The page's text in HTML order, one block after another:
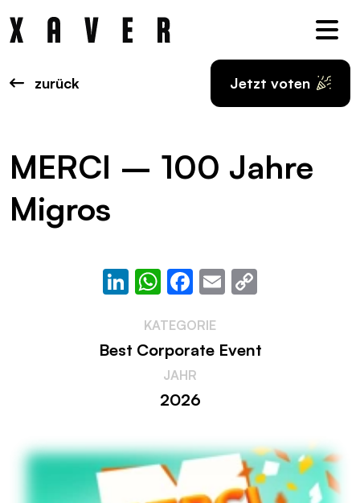
zurück Jetzt voten
MERCI – 100 Jahre
Migros
LinkedIn
WhatsApp
Facebook
Email
KATEGORIE
Best Corporate Event
JAHR
2026